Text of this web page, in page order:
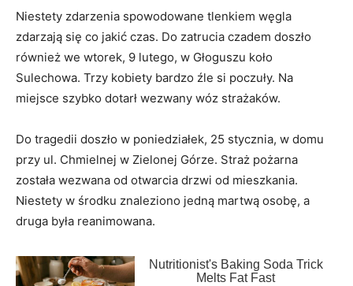
Niestety zdarzenia spowodowane tlenkiem węgla
zdarzają się co jakić czas. Do zatrucia czadem doszło
również we wtorek, 9 lutego, w Głoguszu koło
Sulechowa. Trzy kobiety bardzo źle si poczuły. Na
miejsce szybko dotarł wezwany wóz strażaków.
Do tragedii doszło w poniedziałek, 25 stycznia, w domu
przy ul. Chmielnej w Zielonej Górze. Straż pożarna
została wezwana od otwarcia drzwi od mieszkania.
Niestety w środku znaleziono jedną martwą osobę, a
druga była reanimowana.